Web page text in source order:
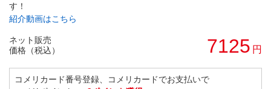
す！
紹介動画はこちら
ネット販売
価格（税込）
7125 円
コメリカード番号登録、コメリカードでお支払いで